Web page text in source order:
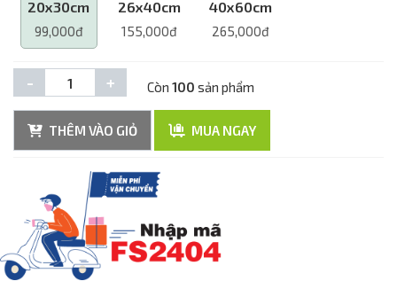
20x30cm
99,000đ
26x40cm
155,000đ
40x60cm
265,000đ
- + Còn 100 sản phẩm
THÊM VÀO GIỎ MUA NGAY